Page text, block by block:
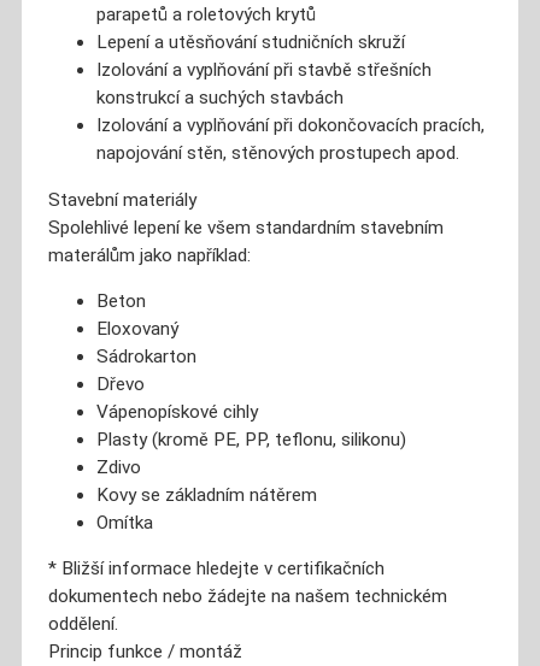
parapetů a roletových krytů
Lepení a utěsňování studničních skruží
Izolování a vyplňování při stavbě střešních
konstrukcí a suchých stavbách
Izolování a vyplňování při dokončovacích pracích,
napojování stěn, stěnových prostupech apod.
Stavební materiály
Spolehlivé lepení ke všem standardním stavebním
materálům jako například:
Beton
Eloxovaný
Sádrokarton
Dřevo
Vápenopískové cihly
Plasty (kromě PE, PP, teflonu, silikonu)
Zdivo
Kovy se základním nátěrem
Omítka
* Bližší informace hledejte v certifikačních
dokumentech nebo žádejte na našem technickém
oddělení.
Princip funkce / montáž